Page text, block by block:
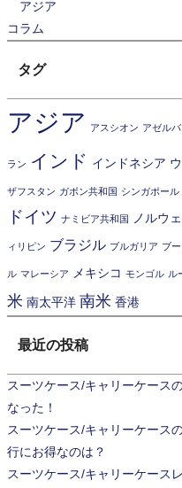
アジア
コラム
タグ
アジア アスシオン アゼル
ラン インド インドネシア
ザフスタン ガボン共和国 シンガポール
ドイツ ナミビア共和国 ノルウ
ィリピン ブラジル ブルガリア ブ
ル マレーシア メキシコ モンゴル ル
米 南太平洋 南米 香港
最近の投稿
スーツケース/キャリーケース
なった！
スーツケース/キャリーケース
行にお得なのは？
スーツケース/キャリーケース